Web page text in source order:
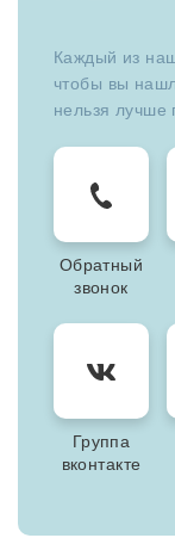
Каждый из
чтобы вы
нельзя лучше
Обратный
звонок
Группа
вконтакте